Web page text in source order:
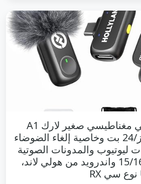
ميكروفون لاسلكي مغناطيسي صغير لارك A1
بدقة 48 كيلو هرتز/24 بت وخاصية إلغاء الضوضاء
مستويات ليوتيوب والمدونات الصوتية
والفيديو، لآيفون 15/16 واندرويد من هولي لاند،